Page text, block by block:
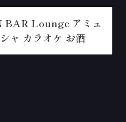
BAR Lounge アミュ
ャ カラオケ お酒